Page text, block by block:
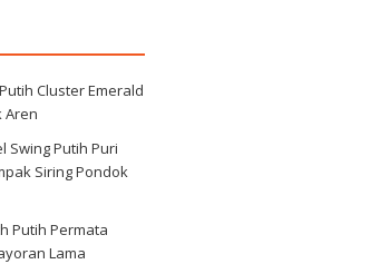
Cluster Emerald
Aren
Swing Putih Puri
Siring Pondok
Putih Permata
Lama